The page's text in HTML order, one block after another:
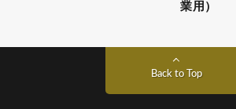
業用）
Back to Top